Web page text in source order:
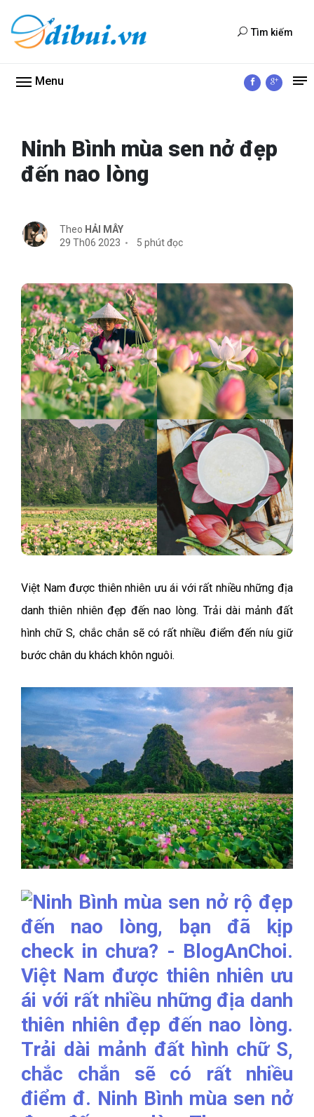
Tìm kiếm
Menu
Ninh Bình mùa sen nở đẹp
đến nao lòng
Theo HẢI MÂY
29 Th06 2023
5 phút đọc
Việt Nam được thiên nhiên ưu ái với rất nhiều những địa
danh thiên nhiên đẹp đến nao lòng. Trải dài mảnh đất
hình chữ S, chắc chắn sẽ có rất nhiều điểm đến níu giữ
bước chân du khách khôn nguôi.